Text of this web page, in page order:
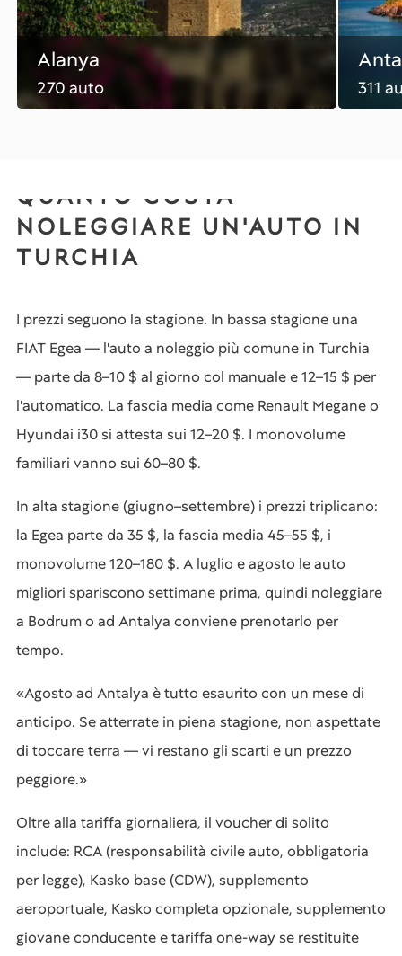
Alanya
270 auto 311
QUANTO COSTA
NOLEGGIARE UN'AUTO IN
TURCHIA
I prezzi seguono la stagione. In bassa stagione una
FIAT Egea — l'auto a noleggio più comune in Turchia
— parte da 8–10 $ al giorno col manuale e 12–15 $ per
l'automatico. La fascia media come Renault Megane o
Hyundai i30 si attesta sui 12–20 $. I monovolume
familiari vanno sui 60–80 $.
In alta stagione (giugno–settembre) i prezzi triplicano:
la Egea parte da 35 $, la fascia media 45–55 $, i
monovolume 120–180 $. A luglio e agosto le auto
migliori spariscono settimane prima, quindi noleggiare
a Bodrum o ad Antalya conviene prenotarlo per
tempo.
«Agosto ad Antalya è tutto esaurito con un mese di
anticipo. Se atterrate in piena stagione, non aspettate
di toccare terra — vi restano gli scarti e un prezzo
peggiore.»
Oltre alla tariffa giornaliera, il voucher di solito
include: RCA (responsabilità civile auto, obbligatoria
per legge), Kasko base (CDW), supplemento
aeroportuale, Kasko completa opzionale, supplemento
giovane conducente e tariffa one-way se restituite